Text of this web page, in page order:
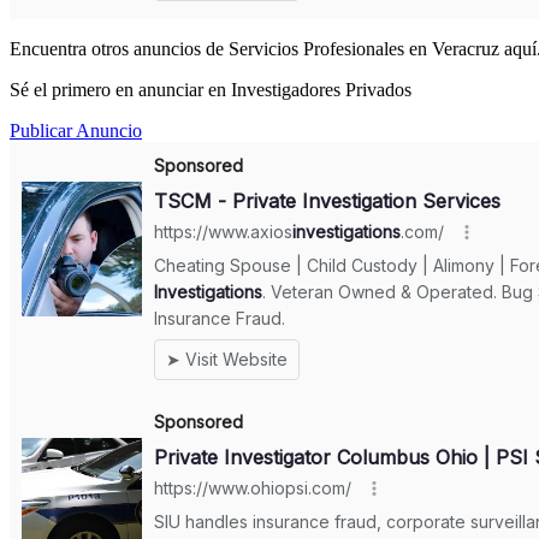
Encuentra otros anuncios de Servicios Profesionales en Veracruz
Sé el primero en anunciar en Investigadores Privados
Publicar Anuncio